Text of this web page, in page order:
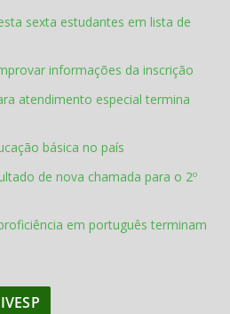
sexta estudantes em lista de
informações da inscrição
atendimento especial termina
básica no país
de nova chamada para o 2º
em português terminam